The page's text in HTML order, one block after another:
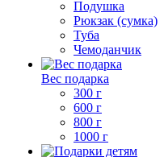
Подушка
Рюкзак (сумка)
Туба
Чемоданчик
Вес подарка
300 г
600 г
800 г
1000 г